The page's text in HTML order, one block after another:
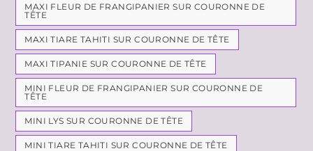
MAXI FLEUR DE FRANGIPANIER SUR COURONNE DE
TÊTE
MAXI TIARE TAHITI SUR COURONNE DE TÊTE
MAXI TIPANIE SUR COURONNE DE TÊTE
MINI FLEUR DE FRANGIPANIER SUR COURONNE DE
TÊTE
MINI LYS SUR COURONNE DE TÊTE
MINI TIARE TAHITI SUR COURONNE DE TÊTE